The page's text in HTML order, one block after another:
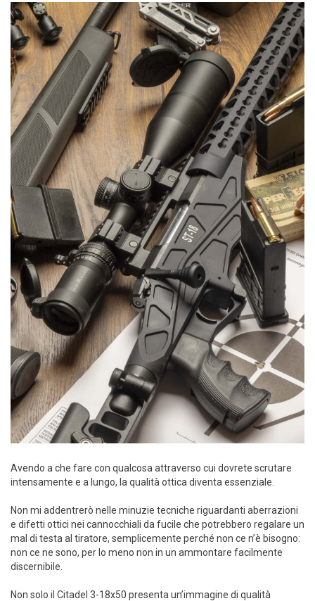
Avendo a che fare con qualcosa attraverso cui dovrete scrutare
intensamente e a lungo, la qualità ottica diventa essenziale.
Non mi addentrerò nelle minuzie tecniche riguardanti aberrazioni
e difetti ottici nei cannocchiali da fucile che potrebbero regalare un
mal di testa al tiratore, semplicemente perché non ce n’è bisogno:
non ce ne sono, per lo meno non in un ammontare facilmente
discernibile.
Non solo il Citadel 3-18x50 presenta un’immagine di qualità